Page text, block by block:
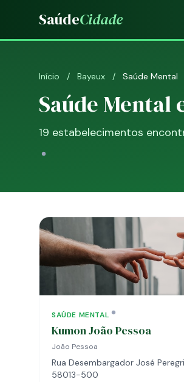
SaúdeCidade
Início / Bayeux / Saúde Mental
Saúde Mental
19 estabelecimentos
SAÚDE MENTAL
Kumon João Pessoa
João Pessoa
Rua Desembargador José
58013-500